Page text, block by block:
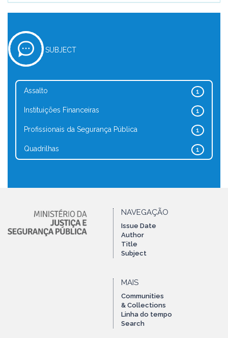
SUBJECT
1
Assalto
1
Instituições Financeiras
1
Profissionais da Segurança Pública
1
Quadrilhas
NAVEGAÇÃO
Issue Date
Author
Title
Subject
MAIS
Communities
& Collections
Linha do tempo
Search